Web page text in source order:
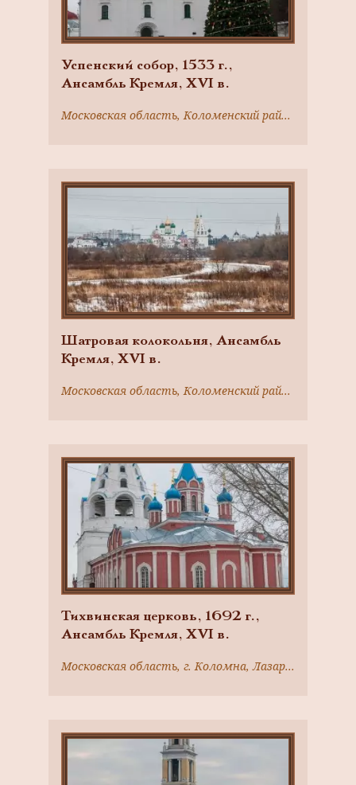
Успенский собор, 1533 г.,
Ансамбль Кремля, ХVI в.
Московская область, Коломенский район, г. Коломна
Шатровая колокольня, Ансамбль
Кремля, ХVI в.
Московская область, Коломенский район, г. Коломна
Тихвинская церковь, 1692 г.,
Ансамбль Кремля, ХVI в.
Московская область, г. Коломна, Лазарева ул.